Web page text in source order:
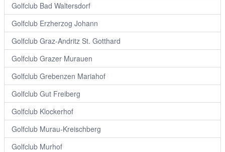
Golfclub Bad Waltersdorf
Golfclub Erzherzog Johann
Golfclub Graz-Andritz St. Gotthard
Golfclub Grazer Murauen
Golfclub Grebenzen Mariahof
Golfclub Gut Freiberg
Golfclub Klockerhof
Golfclub Murau-Kreischberg
Golfclub Murhof